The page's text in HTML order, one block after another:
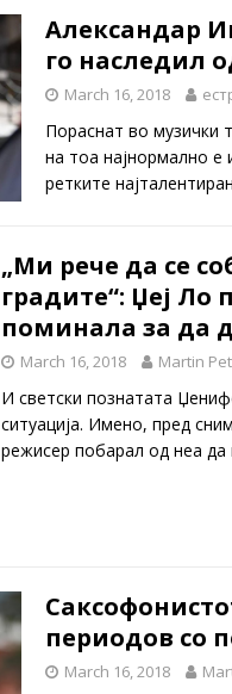
Александар
го наследил
March 16, 2018
Пораснат во музички
на тоа најнормално е
ретките
„Ми рече да се
градите“: Џеј
поминала за да
March 16, 2018 Martin
И светски познатата
ситуација. Имено, пред
режисер побарал од неа
периодов со
March 16, 2018